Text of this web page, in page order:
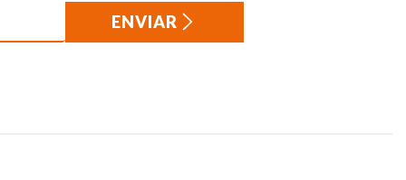
ENVIAR